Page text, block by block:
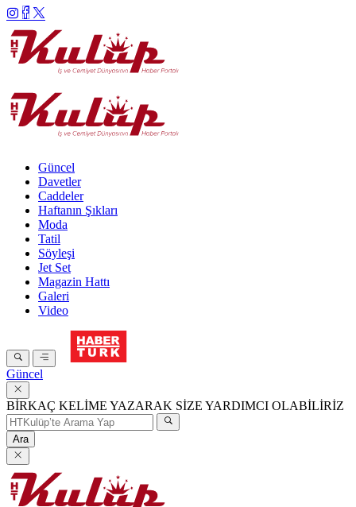
Güncel
Davetler
Caddeler
Haftanın Şıkları
Moda
Tatil
Söyleşi
Jet Set
Magazin Hattı
Galeri
Video
Güncel
BİRKAÇ KELİME YAZARAK SİZE YARDIMCI OLABİLİRİZ
Ara